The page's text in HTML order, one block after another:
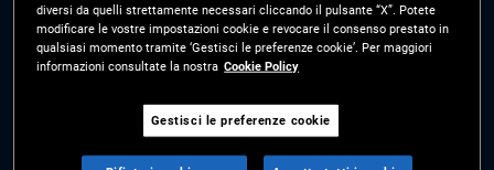
Disclaimer legale Politica sulla privacy
Gestione
diversi da quelli strettamente necessari cliccando il pulsante “X”. Potete
modificare le vostre impostazioni cookie e revocare il consenso prestato in
qualsiasi momento tramite ‘Gestisci le preferenze cookie’. Per maggiori
informazioni consultate la nostra Cookie Policy
Gestisci le preferenze cookie